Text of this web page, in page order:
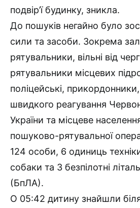
подвір’ї будинку, зникла.
До пошуків негайно було
сили та засоби. Зокрема
рятувальники, вільні від
рятувальники місцевих
поліцейські, прикордонники,
швидкого реагування
України та місцеве
пошуково-рятувальної
124 особи, 6 одиниць
собаки та 3 безпілотні
(БпЛА).
О 05:42 дитину знайшли